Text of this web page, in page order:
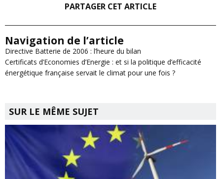
PARTAGER CET ARTICLE
Navigation de l’article
Directive Batterie de 2006 : l’heure du bilan
Certificats d’Economies d’Energie : et si la politique d’efficacité
énergétique française servait le climat pour une fois ?
SUR LE MÊME SUJET